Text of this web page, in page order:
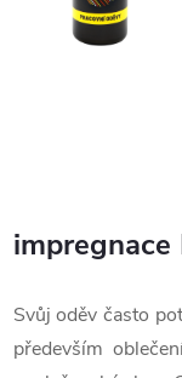
impregnace
Svůj oděv často
především